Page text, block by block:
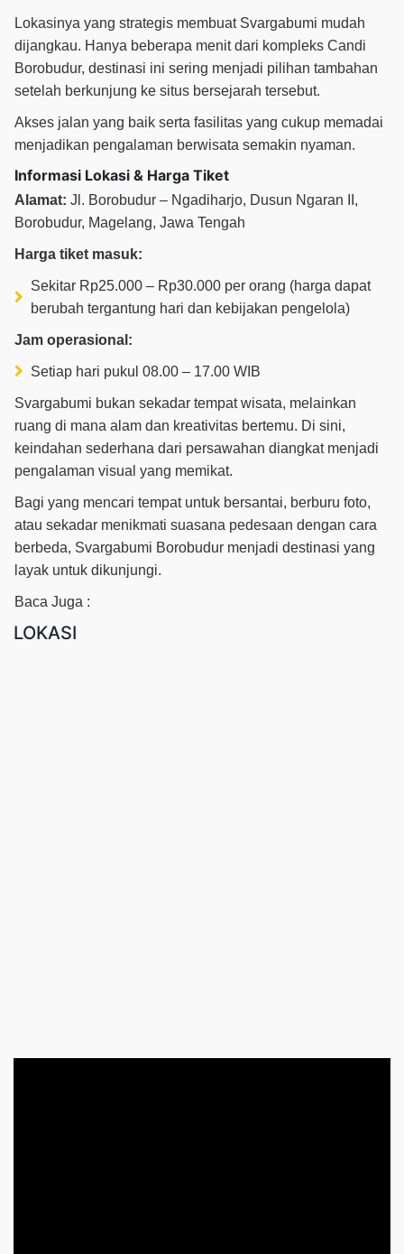
Lokasinya yang strategis membuat Svargabumi mudah
dijangkau. Hanya beberapa menit dari kompleks Candi
Borobudur, destinasi ini sering menjadi pilihan tambahan
setelah berkunjung ke situs bersejarah tersebut.
Akses jalan yang baik serta fasilitas yang cukup memadai
menjadikan pengalaman berwisata semakin nyaman.
Informasi Lokasi & Harga Tiket
Alamat: Jl. Borobudur – Ngadiharjo, Dusun Ngaran II,
Borobudur, Magelang, Jawa Tengah
Harga tiket masuk:
Sekitar Rp25.000 – Rp30.000 per orang (harga dapat
berubah tergantung hari dan kebijakan pengelola)
Jam operasional:
Setiap hari pukul 08.00 – 17.00 WIB
Svargabumi bukan sekadar tempat wisata, melainkan
ruang di mana alam dan kreativitas bertemu. Di sini,
keindahan sederhana dari persawahan diangkat menjadi
pengalaman visual yang memikat.
Bagi yang mencari tempat untuk bersantai, berburu foto,
atau sekadar menikmati suasana pedesaan dengan cara
berbeda, Svargabumi Borobudur menjadi destinasi yang
layak untuk dikunjungi.
Baca Juga :
LOKASI